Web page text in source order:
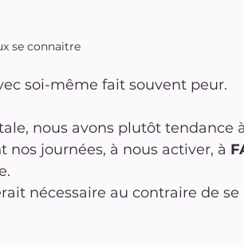
se connaitre
soi-même fait souvent peur.
nous avons plutôt tendance
nos journées, à nous activer, à
nécessaire au contraire de se